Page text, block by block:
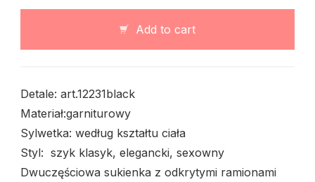
z
odkrytymi
Add to cart
Detale: art.12231black
Materiał:garniturowy
Sylwetka: według kształtu ciała
Styl: szyk klasyk, elegancki, sexowny
Dwuczęściowa sukienka z odkrytymi ramionami